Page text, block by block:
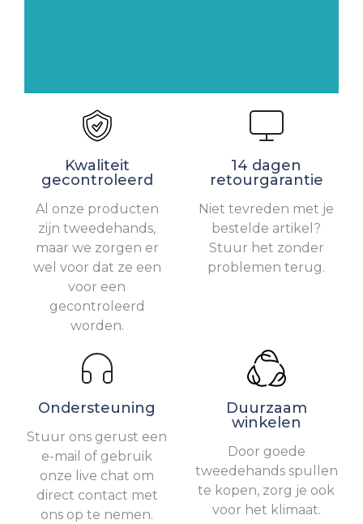
Kwaliteit
gecontroleerd
Al onze producten
zijn tweedehands,
maar we zorgen er
wel voor dat ze een
voor een
gecontroleerd
worden.
14 dagen
retourgarantie
Niet tevreden met je
bestelde artikel?
Stuur het zonder
problemen terug.
Ondersteuning
Stuur ons gerust een
e-mail of gebruik
onze live chat om
direct contact met
ons op te nemen.
Duurzaam
winkelen
Door goede
tweedehands spullen
te kopen, zorg je ook
voor het klimaat.